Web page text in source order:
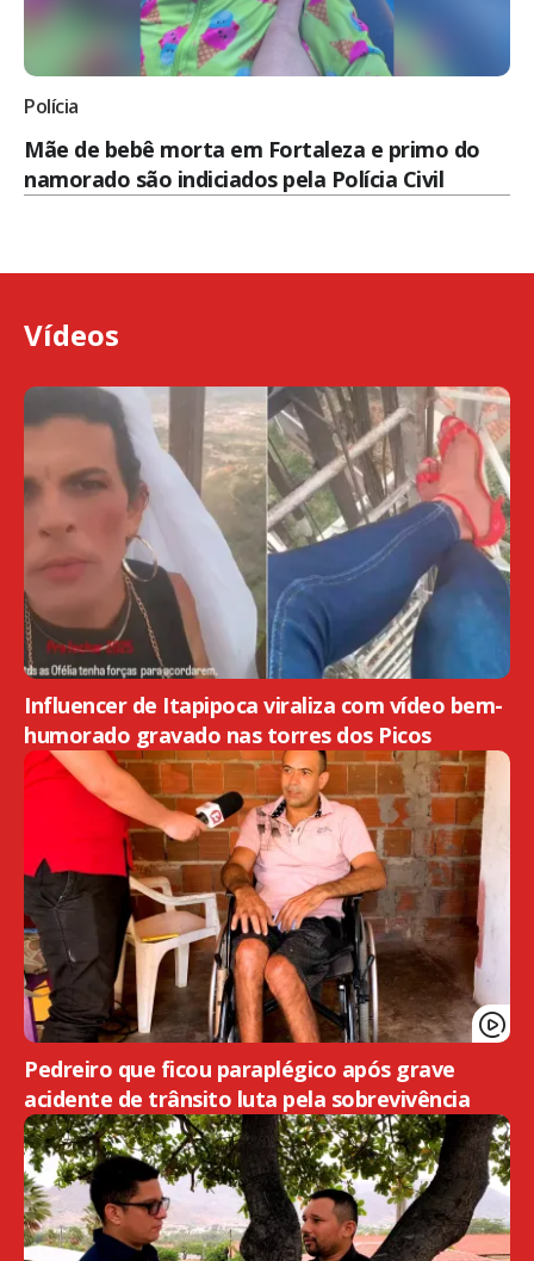
Polícia
Mãe de bebê morta em Fortaleza e primo do
namorado são indiciados pela Polícia Civil
Vídeos
Influencer de Itapipoca viraliza com vídeo bem-
humorado gravado nas torres dos Picos
Pedreiro que ficou paraplégico após grave
acidente de trânsito luta pela sobrevivência